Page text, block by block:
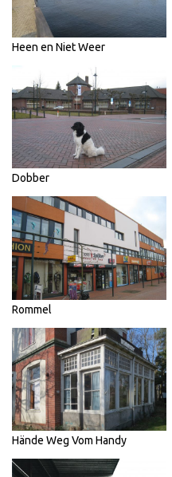
Heen en Niet Weer
Dobber
Rommel
Hände Weg Vom Handy